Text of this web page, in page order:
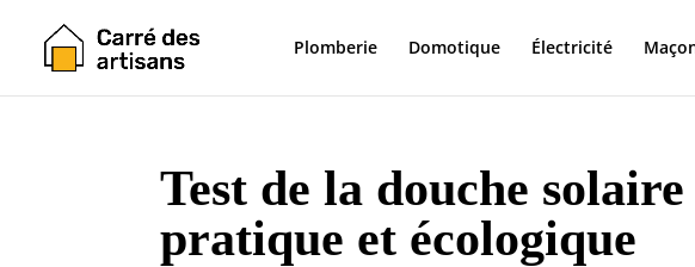
Plomberie Domotique Électricité
Test de la douche
pratique et écologique